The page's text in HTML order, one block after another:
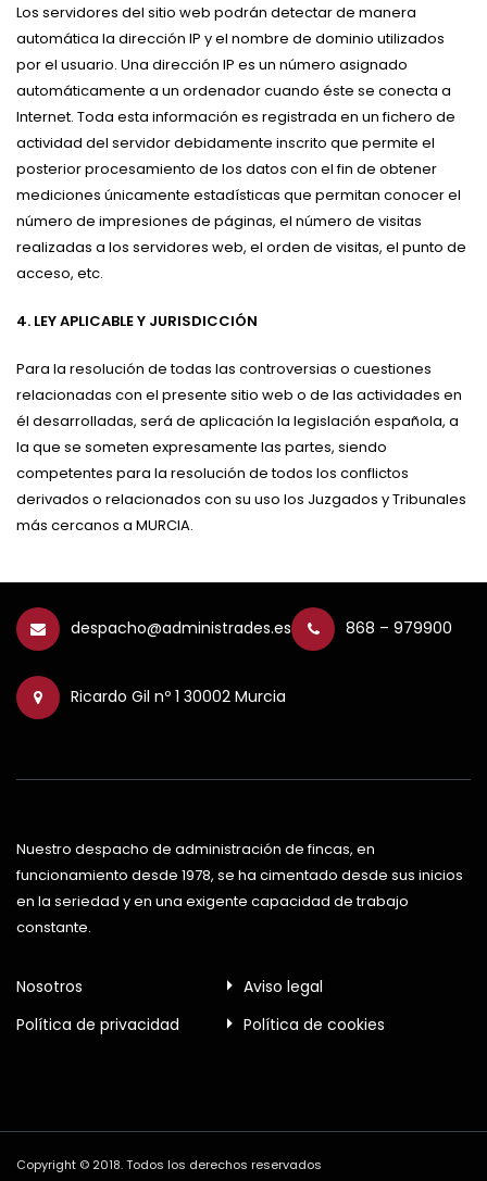
Los servidores del sitio web podrán detectar de manera
automática la dirección IP y el nombre de dominio utilizados
por el usuario. Una dirección IP es un número asignado
automáticamente a un ordenador cuando éste se conecta a
Internet. Toda esta información es registrada en un fichero de
actividad del servidor debidamente inscrito que permite el
posterior procesamiento de los datos con el fin de obtener
mediciones únicamente estadísticas que permitan conocer el
número de impresiones de páginas, el número de visitas
realizadas a los servidores web, el orden de visitas, el punto de
acceso, etc.
4. LEY APLICABLE Y JURISDICCIÓN
Para la resolución de todas las controversias o cuestiones
relacionadas con el presente sitio web o de las actividades en
él desarrolladas, será de aplicación la legislación española, a
la que se someten expresamente las partes, siendo
competentes para la resolución de todos los conflictos
derivados o relacionados con su uso los Juzgados y Tribunales
más cercanos a MURCIA.
despacho@administrades.es 868 – 979900
Ricardo Gil nº 1 30002 Murcia
Nuestro despacho de administración de fincas, en
funcionamiento desde 1978, se ha cimentado desde sus inicios
en la seriedad y en una exigente capacidad de trabajo
constante.
Nosotros
Aviso legal
Política de privacidad
Política de cookies
Copyright © 2018. Todos los derechos reservados